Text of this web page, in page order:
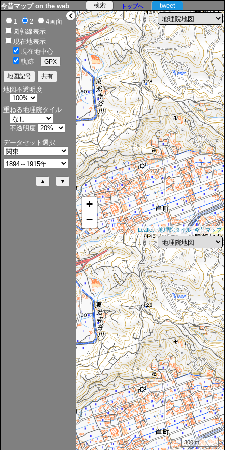
> tweet
今昔マップ on the web トップへ
+
−
Leaflet|地理院タイル,今昔マップ
300 m
1 2
4画面
図郭線表示
現在地表示
現在地中心
軌跡
地図不透明度
重ねる地理院タイル
不透明度
データセット選択